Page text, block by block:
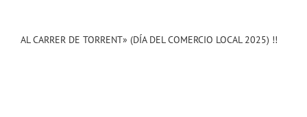
AL CARRER DE TORRENT» (DÍA DEL COMERCIO LOCAL 2025) !!